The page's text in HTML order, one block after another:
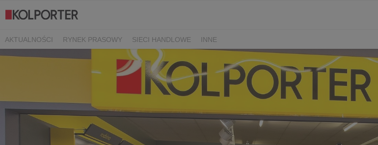
AKTUALNOŚCI RYNEK PRASOWY SIECI HANDLOWE INNE